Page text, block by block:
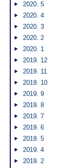
2020. 5
2020. 4
2020. 3
2020. 2
2020. 1
2019. 12
2019. 11
2019. 10
2019. 9
2019. 8
2019. 7
2019. 6
2019. 5
2019. 4
2019. 2